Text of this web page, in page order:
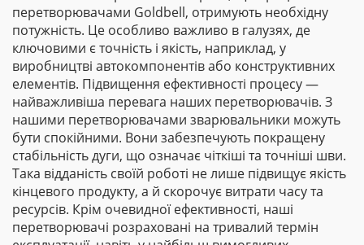
перетворювачами Goldbell, отримують необхідну
потужність. Це особливо важливо в галузях, де
ключовими є точність і якість, наприклад, у
виробництві автокомпонентів або конструктивних
елементів. Підвищення ефективності процесу —
найважливіша перевага наших перетворювачів. З
нашими перетворювачами зварювальники можуть
бути спокійними. Вони забезпечують покращену
стабільність дуги, що означає чіткіші та точніші шви.
Така відданість своїй роботі не лише підвищує якість
кінцевого продукту, а й скорочує витрати часу та
ресурсів. Крім очевидної ефективності, наші
перетворювачі розраховані на тривалий термін